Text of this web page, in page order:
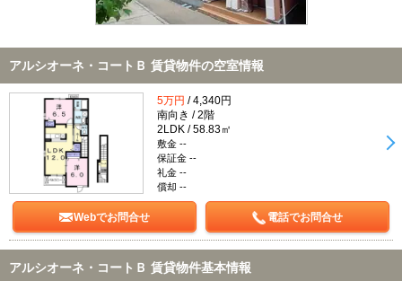
アルシオーネ・コートＢ 賃貸物件の空室情報
5万円 / 4,340円
南向き / 2階
2LDK / 58.83㎡
敷金 --
保証金 --
礼金 --
償却 --
Webでお問合せ 電話でお問合せ
アルシオーネ・コートＢ 賃貸物件基本情報